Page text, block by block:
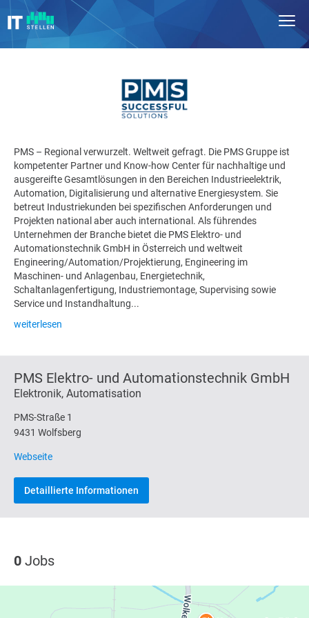
PMS – Regional verwurzelt. Weltweit gefragt. Die PMS Gruppe ist
kompetenter Partner und Know-how Center für nachhaltige und
ausgereifte Gesamtlösungen in den Bereichen Industrieelektrik,
Automation, Digitalisierung und alternative Energiesystem. Sie
betreut Industriekunden bei spezifischen Anforderungen und
Projekten national aber auch international. Als führendes
Unternehmen der Branche bietet die PMS Elektro- und
Automationstechnik GmbH in Österreich und weltweit
Engineering/Automation/Projektierung, Engineering im
Maschinen- und Anlagenbau, Energietechnik,
Schaltanlagenfertigung, Industriemontage, Supervising sowie
Service und Instandhaltung...
weiterlesen
PMS Elektro- und Automationstechnik GmbH
Elektronik, Automatisation
PMS-Straße 1
9431 Wolfsberg
Webseite
Detaillierte Informationen
0 Jobs